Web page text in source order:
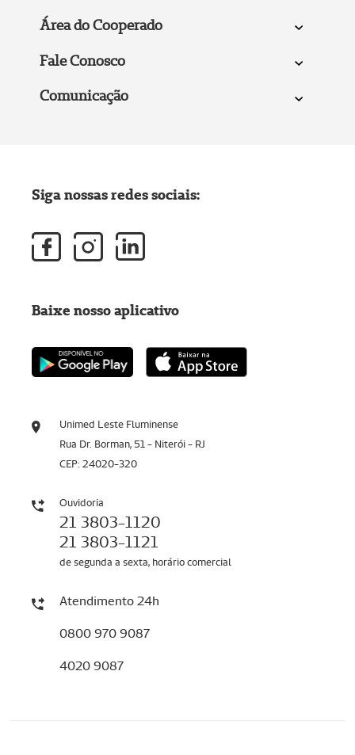
Área do Cooperado
Fale Conosco
Comunicação
Unimed Leste Fluminense
Rua Dr. Borman, 51 - Niterói - RJ
CEP: 24020-320
Ouvidoria
21 3803-1120
21 3803-1121
de segunda a sexta, horário comercial
Atendimento 24h
0800 970 9087
4020 9087
Siga nossas redes sociais:
Baixe nosso aplicativo